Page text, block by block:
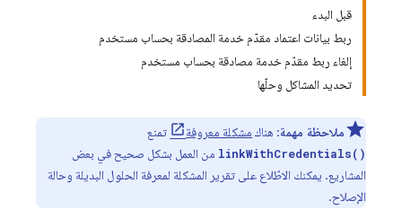
قبل البدء
ربط بيانات اعتماد مقدّم خدمة المصادقة بحساب مستخدم
إلغاء ربط مقدّم خدمة مصادقة بحساب مستخدم
تحديد المشاكل وحلّها
ملاحظة مهمة: هناك مشكلة معروفة تمنع
linkWithCredentials() من العمل بشكل صحيح في بعض
المشاريع. يمكنك الاطّلاع على تقرير المشكلة لمعرفة الحلول البديلة وحالة
الإصلاح.